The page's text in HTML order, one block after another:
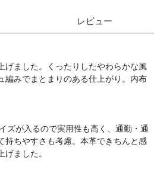
レビュー
げました。くったりしたやわらかな風
編みでまとまりのある仕上がり。内布
ズが入るので実用性も高く、通勤・通
持ちやすさも考慮。本革できちんと感
ました。